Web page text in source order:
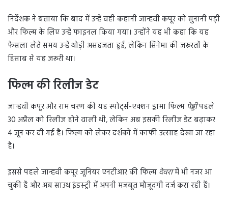
निर्देशक ने बताया कि बाद में उन्हें वही कहानी जान्हवी कपूर को सुनानी पड़ी
और फिल्म के लिए उन्हें फाइनल किया गया। उन्होंने यह भी कहा कि यह
फैसला लेते समय उन्हें थोड़ी असहजता हुई, लेकिन सिनेमा की जरूरतों के
हिसाब से यह जरूरी था।
फिल्म की रिलीज डेट
जान्हवी कपूर और राम चरण की यह स्पोर्ट्स-एक्शन ड्रामा फिल्म पेड्डीपहले
30 अप्रैल को रिलीज होने वाली थी, लेकिन अब इसकी रिलीज डेट बढ़ाकर
4 जून कर दी गई है। फिल्म को लेकर दर्शकों में काफी उत्साह देखा जा रहा
है।
इससे पहले जान्हवी कपूर जूनियर एनटीआर की फिल्म देवरामें भी नजर आ
चुकी हैं और अब साउथ इंडस्ट्री में अपनी मजबूत मौजूदगी दर्ज करा रही हैं।